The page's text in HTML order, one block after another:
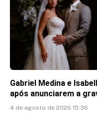
Gabriel Medina e
após anunciarem a
4 de agosto de 2026 15:36